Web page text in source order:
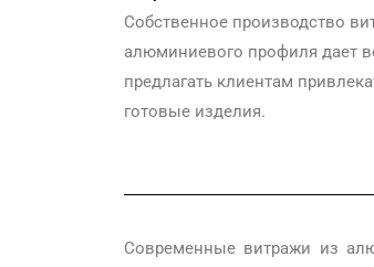
Собственное производство
алюминиевого профиля дает
предлагать клиентам
готовые изделия.
Современные витражи из